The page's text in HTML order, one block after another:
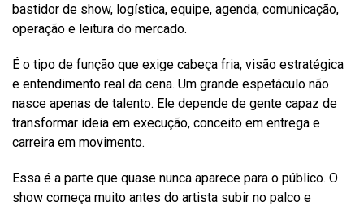
bastidor de show, logística, equipe, agenda, comunicação,
operação e leitura do mercado.
É o tipo de função que exige cabeça fria, visão estratégica
e entendimento real da cena. Um grande espetáculo não
nasce apenas de talento. Ele depende de gente capaz de
transformar ideia em execução, conceito em entrega e
carreira em movimento.
Essa é a parte que quase nunca aparece para o público. O
show começa muito antes do artista subir no palco e